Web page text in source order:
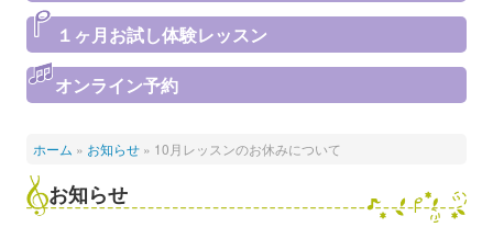
１ヶ月お試し体験レッスン
オンライン予約
ホーム » お知らせ » 10月レッスンのお休みについて
お知らせ